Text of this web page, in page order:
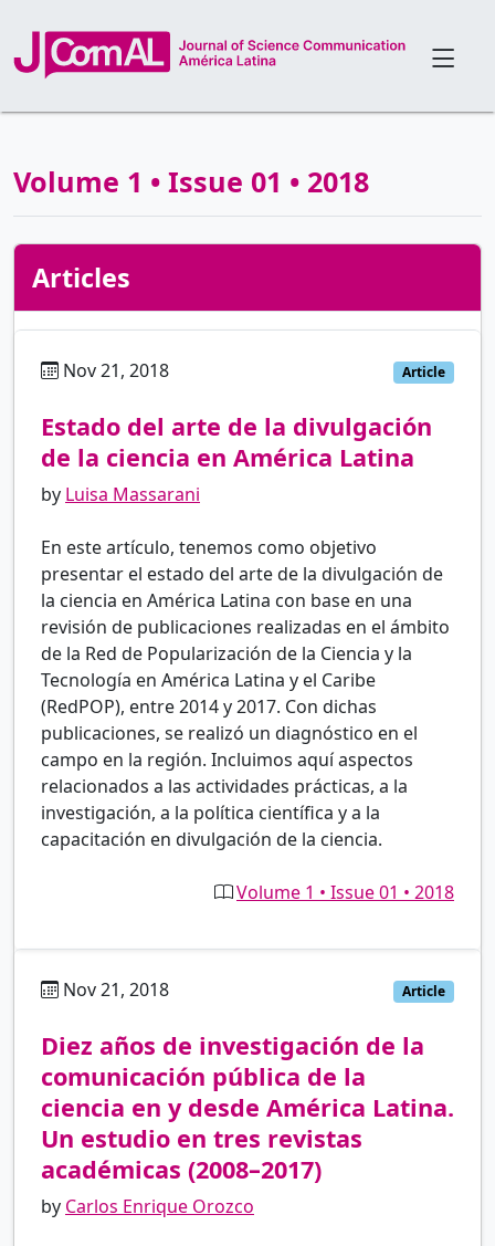
Volume 1 • Issue 01 • 2018
Articles
Nov 21, 2018 Article
Estado del arte de la divulgación
de la ciencia en América Latina
by Luisa Massarani
En este artículo, tenemos como objetivo
presentar el estado del arte de la divulgación de
la ciencia en América Latina con base en una
revisión de publicaciones realizadas en el ámbito
de la Red de Popularización de la Ciencia y la
Tecnología en América Latina y el Caribe
(RedPOP), entre 2014 y 2017. Con dichas
publicaciones, se realizó un diagnóstico en el
campo en la región. Incluimos aquí aspectos
relacionados a las actividades prácticas, a la
investigación, a la política científica y a la
capacitación en divulgación de la ciencia.
Volume 1 • Issue 01 • 2018
Nov 21, 2018 Article
Diez años de investigación de la
comunicación pública de la
ciencia en y desde América Latina.
Un estudio en tres revistas
académicas (2008–2017)
by Carlos Enrique Orozco